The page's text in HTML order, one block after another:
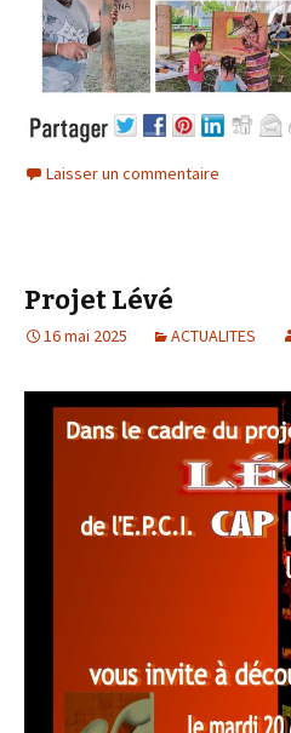
Laisser un commentaire
Projet Lévé
16 mai 2025 ACTUALITES